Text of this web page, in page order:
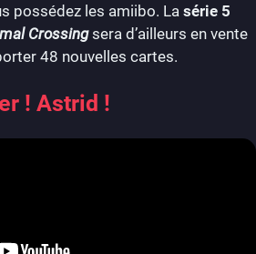
possédez les amiibo. La série 5
Crossingsera d’ailleurs en vente
48 nouvelles cartes.
! Astrid !